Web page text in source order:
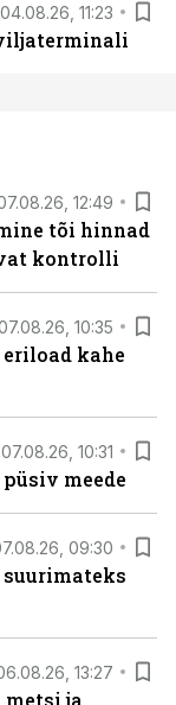
04.08.26, 11:23
12:49
tõi hinnad
kontrolli
10:35
kahe
07.08.26, 10:31
meede
09:30
13:27
ja